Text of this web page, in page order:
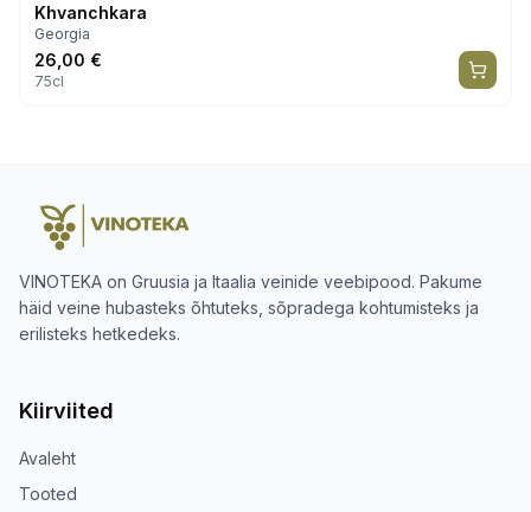
Khvanchkara
Georgia
26,00 €
75cl
VINOTEKA on Gruusia ja Itaalia veinide veebipood. Pakume
häid veine hubasteks õhtuteks, sõpradega kohtumisteks ja
erilisteks hetkedeks.
Kiirviited
Avaleht
Tooted